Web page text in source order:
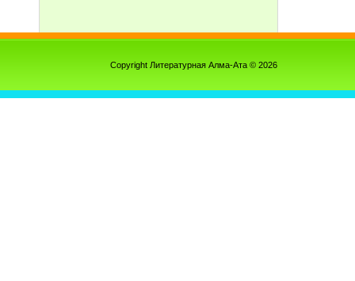
Copyright Литературная Алма-Ата © 2026